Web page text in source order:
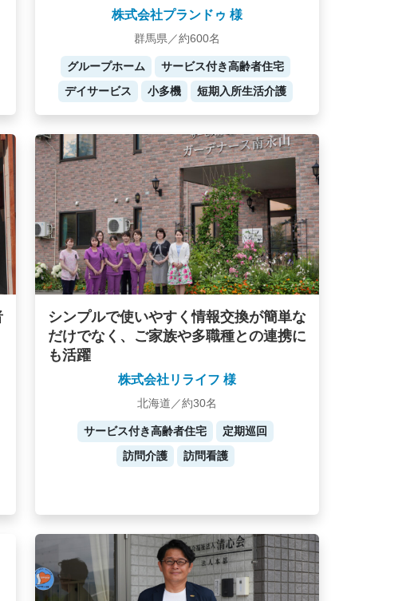
株式会社プランドゥ 様
群馬県／約600名
グループホーム
サービス付き高齢者住宅
デイサービス
小多機 短期入所生活介護
シンプルで使いやすく情報交換が簡単な
だけでなく、ご家族や多職種との連携に
も活躍
株式会社リライフ 様
北海道／約30名
サービス付き高齢者住宅
定期巡回
訪問介護
訪問看護